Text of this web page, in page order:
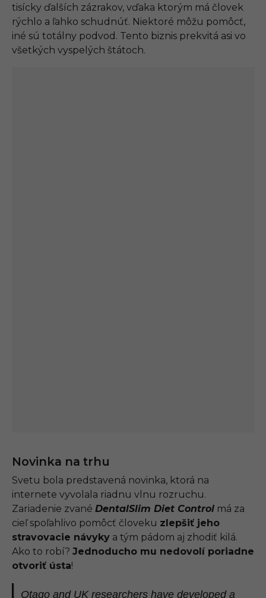
tisícky ďalších zázrakov, vďaka ktorým má človek
rýchlo a ľahko schudnúť. Niektoré môžu pomôcť,
iné sú totálny podvod. Tento biznis prekvitá asi vo
všetkých vyspelých štátoch.
Novinka na trhu
Svetu bola predstavená novinka, ktorá na
internete vyvolala riadnu vlnu rozruchu.
Zariadenie zvané DentalSlim Diet Control má za
cieľ spoľahlivo pomôcť človeku zlepšiť jeho
stravovacie návyky a tým pádom aj zhodiť kilá.
Ako to robí? Jednoducho mu nedovolí poriadne
otvoriť ústa!
Otago and UK researchers have developed a